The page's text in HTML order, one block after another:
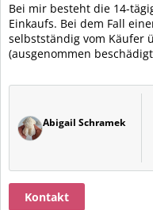
Bei mir besteht die 14-
Einkaufs. Bei dem Fall
selbstständig vom Käufer
(ausgenommen
Abigail Schramek
Kontakt